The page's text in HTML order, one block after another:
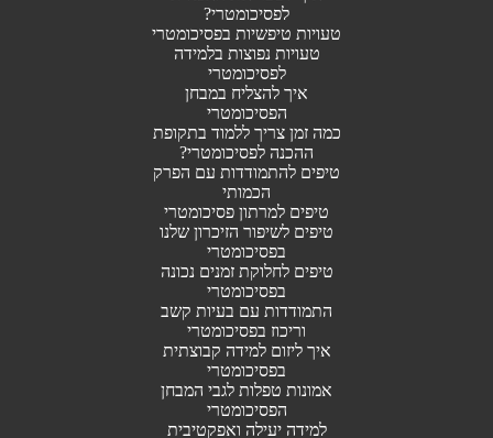
לפסיכומטרי?
טעויות טיפשיות בפסיכומטרי
טעויות נפוצות בלמידה
לפסיכומטרי
איך להצליח במבחן
הפסיכומטרי
כמה זמן צריך ללמוד בתקופת
ההכנה לפסיכומטרי?
טיפים להתמודדות עם הפרק
הכמותי
טיפים למרתון פסיכומטרי
טיפים לשיפור הזיכרון שלנו
בפסיכומטרי
טיפים לחלוקת זמנים נכונה
בפסיכומטרי
התמודדות עם בעיות קשב
וריכוז בפסיכומטרי
איך ליזום למידה קבוצתית
בפסיכומטרי
אמונות טפלות לגבי המבחן
הפסיכומטרי
למידה יעילה ואפקטיבית